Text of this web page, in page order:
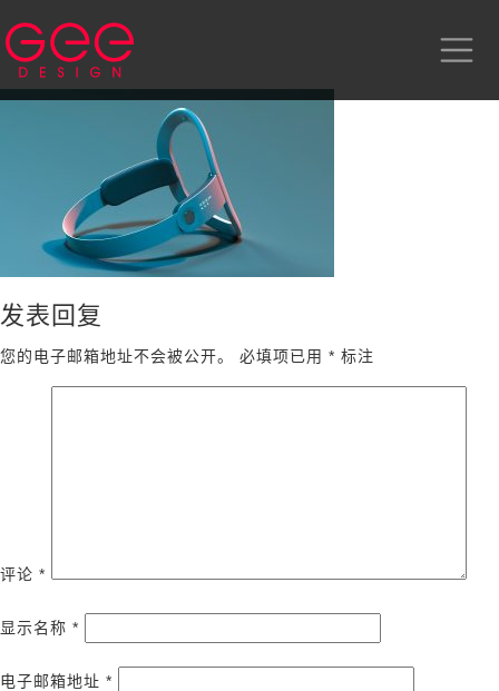
发表回复
您的电子邮箱地址不会被公开。 必填项已用 * 标注
评论 *
显示名称 *
电子邮箱地址 *